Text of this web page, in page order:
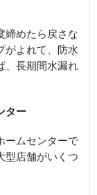
締めたら戻さな
がよれて、防水
、長期間水漏れ
ター
ームセンターで
型店舗がいくつ